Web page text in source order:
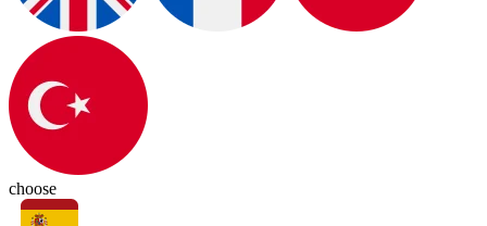
choose